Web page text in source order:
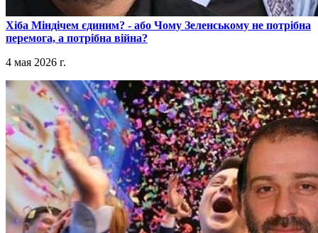
​Хіба Міндічем єдиним? - або Чому Зеленському не потрібна
перемога, а потрібна війна?
4 мая 2026 г.